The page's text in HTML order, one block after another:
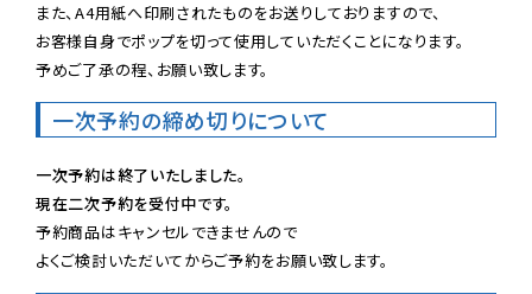
また、A4用紙へ印刷されたものをお送りしておりますので、
お客様自身でポップを切って使用していただくことになります。
予めご了承の程、お願い致します。
一次予約の締め切りについて
一次予約は終了いたしました。
現在二次予約を受付中です。
予約商品はキャンセルできませんので
よくご検討いただいてからご予約をお願い致します。